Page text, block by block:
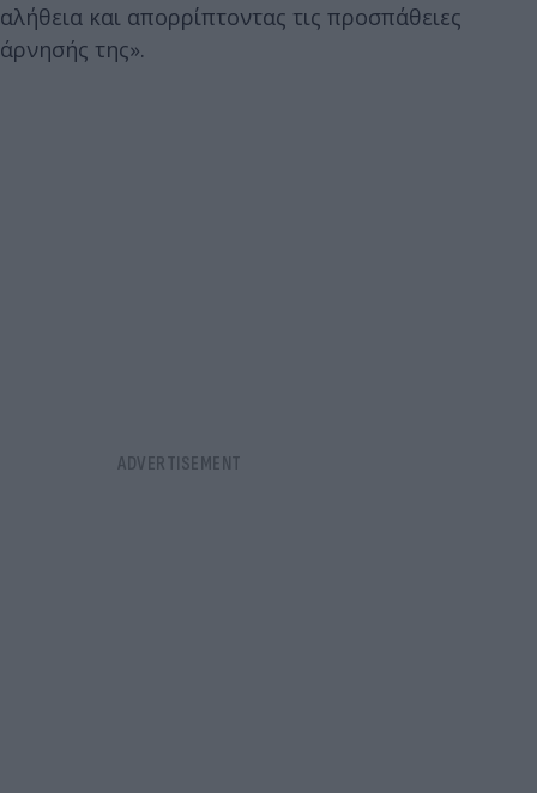
αλήθεια και απορρίπτοντας τις προσπάθειες
άρνησής της».